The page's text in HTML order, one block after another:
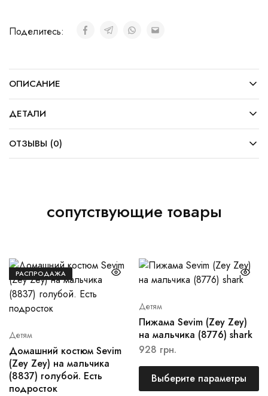
Поделитесь:
ОПИСАНИЕ
ДЕТАЛИ
ОТЗЫВЫ (0)
сопутствующие товары
РАСПРОДАЖА
Детям
Домашний костюм Sevim
(Zey Zey) на мальчика
(8837) голубой. Есть
подросток
Детям
Пижама Sevim (Zey Zey)
на мальчика (8776) shark
928 грн.
Выберите параметры